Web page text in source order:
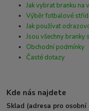
Jak vybrat branku na
Výběr fotbalové
Jak používat
Jsou všechny branky
Obchodní podmínky
Časté dotazy
Kde nás najdete
Sklad (adresa pro osobní